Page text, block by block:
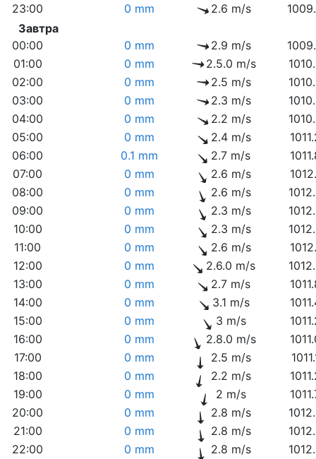
23:00
0 mm 2.6 m/s
Завтра
00:00
0 mm 2.9 m/s
01:00
0 mm 2.5.0 m/s
02:00
0 mm 2.5 m/s
03:00
0 mm 2.3 m/s
04:00
0 mm 2.2 m/s
05:00
0 mm 2.4 m/s
06:00
0.1 mm 2.7 m/s
07:00
0 mm 2.6 m/s
08:00
0 mm 2.6 m/s
09:00
0 mm 2.3 m/s
10:00
0 mm 2.3 m/s
11:00
0 mm 2.6 m/s
12:00
0 mm 2.6.0 m/s
13:00
0 mm 2.7 m/s
14:00
0 mm 3.1 m/s
15:00
0 mm 3 m/s
16:00
0 mm 2.8.0 m/s
17:00
0 mm 2.5 m/s
18:00
0 mm 2.2 m/s
19:00
0 mm 2 m/s
20:00
0 mm 2.8 m/s
21:00
0 mm 2.8 m/s
22:00
0 mm 2.8 m/s